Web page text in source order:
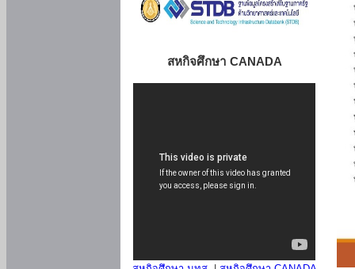
สหกิจศึกษา CANADA